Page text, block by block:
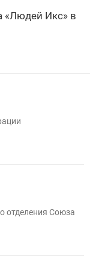
«Людей Икс» в
отделения Союза